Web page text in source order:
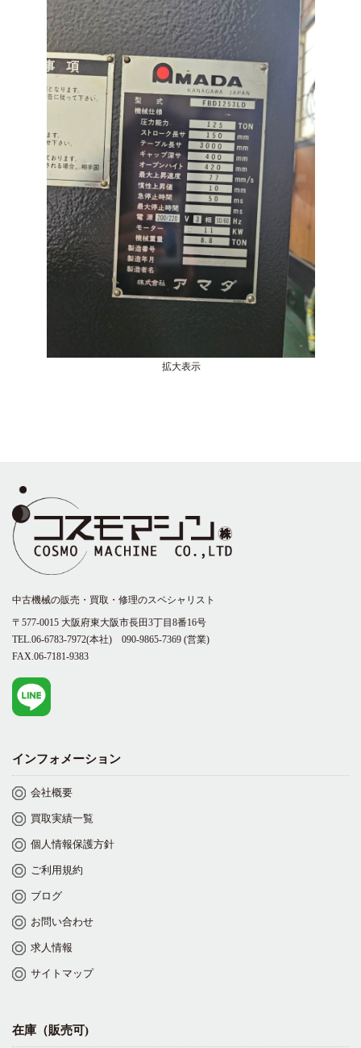
拡大表示
中古機械の販売・買取・修理のスペシャリスト
〒577-0015 大阪府東大阪市長田3丁目8番16号
TEL.06-6783-7972(本社)
090-9865-7369 (営業)
FAX.06-7181-9383
インフォメーション
会社概要
買取実績一覧
個人情報保護方針
ご利用規約
ブログ
お問い合わせ
求人情報
サイトマップ
在庫（販売可)